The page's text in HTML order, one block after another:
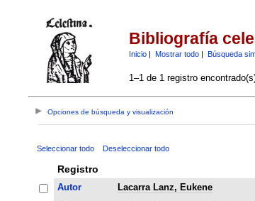
Bibliografía
Inicio| Mostrar todo| Búsqueda
1–1 de 1 registro
Opciones de búsqueda y visualización
Seleccionar todo Deseleccionar todo
Registro
Autor
Lacarra Lanz, Eukene